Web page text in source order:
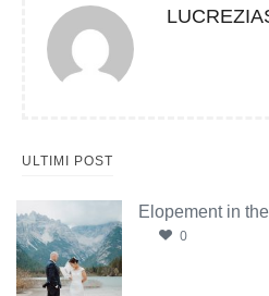
ULTIMI POST
Elopement in
0